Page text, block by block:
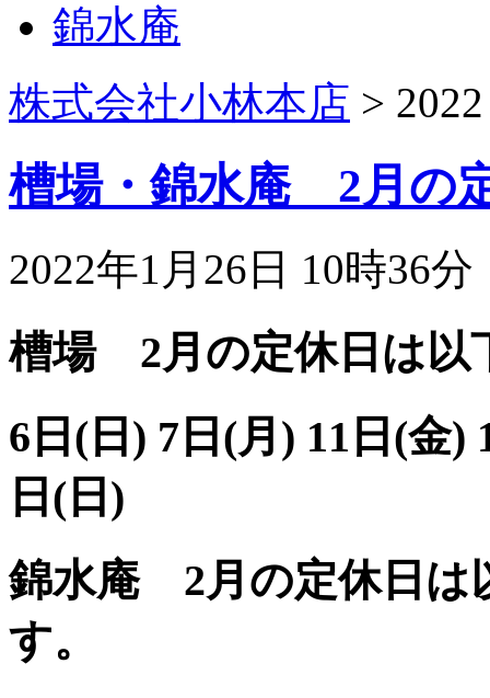
錦水庵
株式会社小林本店 > 2022
槽場・錦水庵 2月の
2022年1月26日 10時36分
槽場 2月の定休日は以
6日(日) 7日(月) 11日(金)
日(日)
錦水庵 2月の定休日は
す。